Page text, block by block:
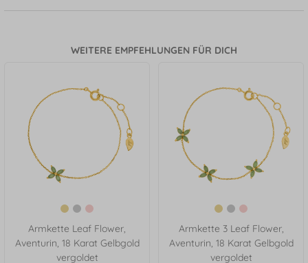
WEITERE EMPFEHLUNGEN FÜR DICH
Armkette Leaf Flower,
Aventurin, 18 Karat Gelbgold
vergoldet
Armkette 3 Leaf Flower,
Aventurin, 18 Karat Gelbgold
vergoldet